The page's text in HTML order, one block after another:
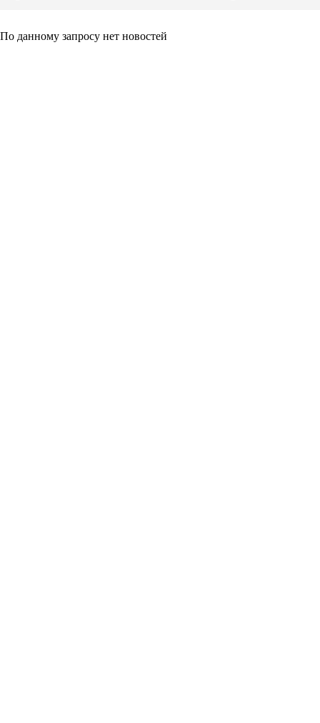
По данному запросу нет новостей